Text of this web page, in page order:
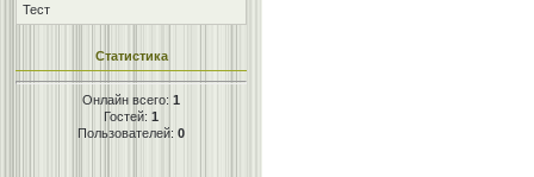
Тест
Статистика
Онлайн всего: 1
Гостей: 1
Пользователей: 0